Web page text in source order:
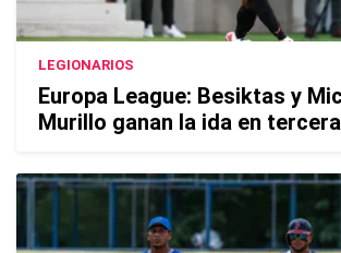
LEGIONARIOS
Europa League: Besiktas y
Murillo ganan la ida en